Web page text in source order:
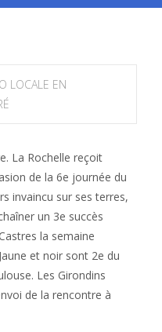
LOCALE EN
La Rochelle reçoit
de la 6e journée du
invaincu sur ses terres,
un 3e succès
la semaine
et noir sont 2e du
Les Girondins
de la rencontre à